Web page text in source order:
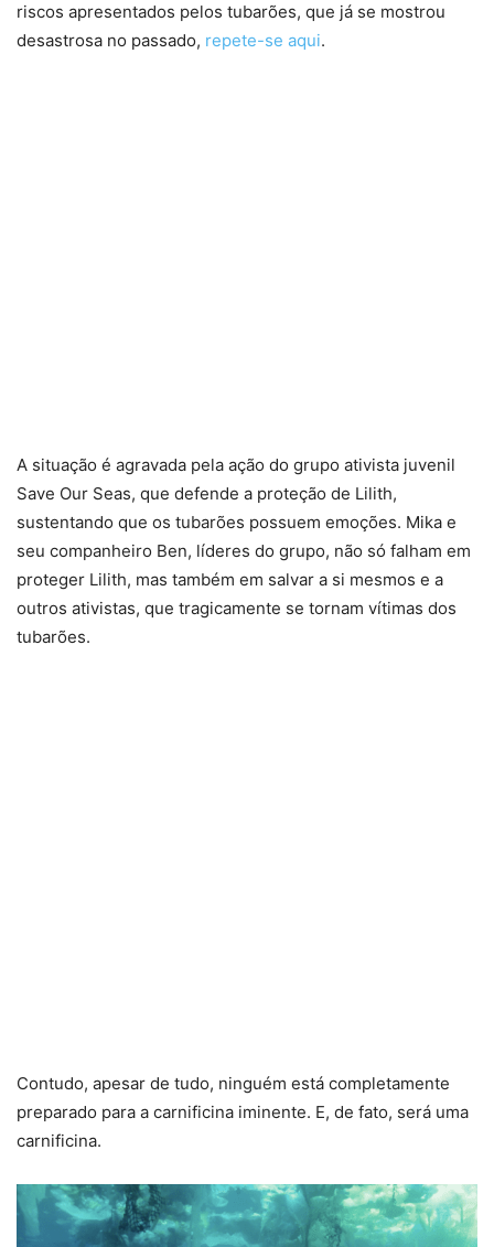
riscos apresentados pelos tubarões, que já se mostrou
desastrosa no passado, repete-se aqui.
A situação é agravada pela ação do grupo ativista juvenil
Save Our Seas, que defende a proteção de Lilith,
sustentando que os tubarões possuem emoções. Mika e
seu companheiro Ben, líderes do grupo, não só falham em
proteger Lilith, mas também em salvar a si mesmos e a
outros ativistas, que tragicamente se tornam vítimas dos
tubarões.
Contudo, apesar de tudo, ninguém está completamente
preparado para a carnificina iminente. E, de fato, será uma
carnificina.